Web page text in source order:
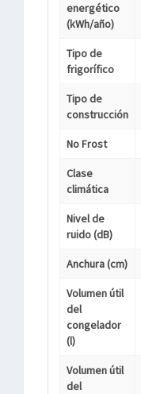
energético
(kWh/año)
Tipo de
frigorífico
Tipo de
construcción
No Frost
Clase
climática
Nivel de
ruido (dB)
Anchura (cm)
Volumen útil
del
congelador
(l)
Volumen útil
del